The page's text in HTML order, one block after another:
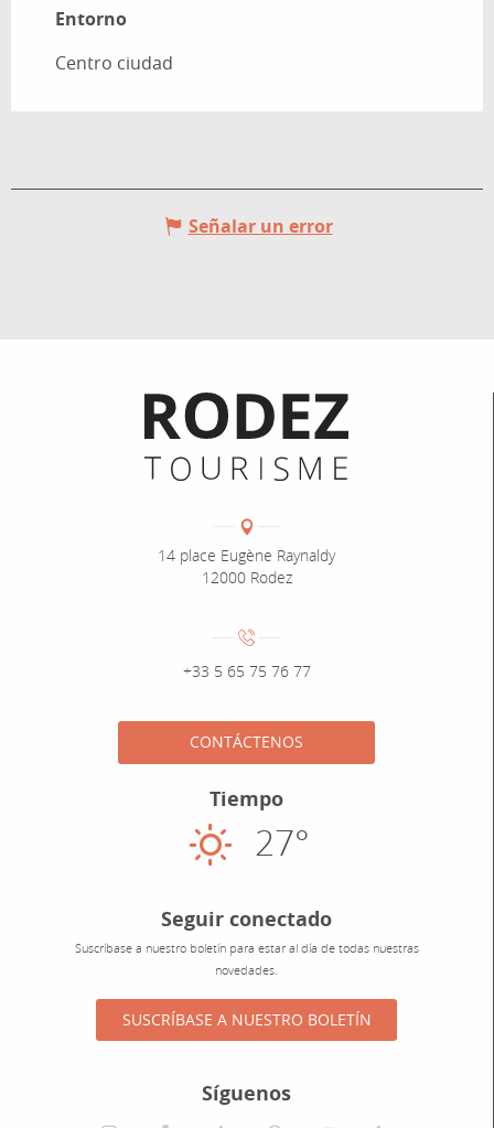
Entorno
Entorno
Centro ciudad
Señalar un error
Informations pratiques
Coordonnées
Adresse :
14 place Eugène Raynaldy
12000 Rodez
Numéro de téléphone :
+33 5 65 75 76 77
CONTÁCTENOS
Tiempo
Soleado
27°
Seguir conectado
Suscríbase a nuestro boletín para estar al día de todas nuestras
novedades.
SUSCRÍBASE A NUESTRO BOLETÍN
Síguenos